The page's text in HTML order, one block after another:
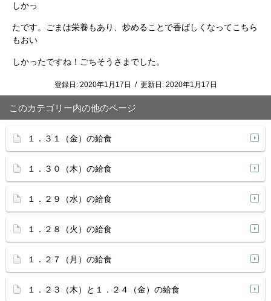
しかっ
たです。ごまは栄養もあり、炒めることで香ばしくなってこちら
もおい
しかったですね！ごちそうさまでした。
登録日: 2020年1月17日 / 更新日: 2020年1月17日
このカテゴリー内の他のページ
１．３１（金）の給食
１．３０（木）の給食
１．２９（水）の給食
１．２８（火）の給食
１．２７（月）の給食
１．２３（木）と１．２４（金）の給食